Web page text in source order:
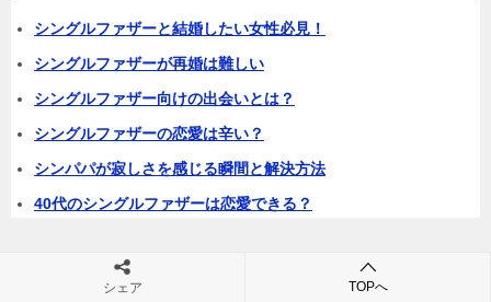
シングルファザーと結婚したい女性必見！
シングルファザーが再婚は難しい
シングルファザー向けの出会いとは？
シングルファザーの恋愛は辛い？
シンパパが寂しさを感じる瞬間と解決方法
40代のシングルファザーは恋愛できる？
恋人との悩み
シェア TOPへ